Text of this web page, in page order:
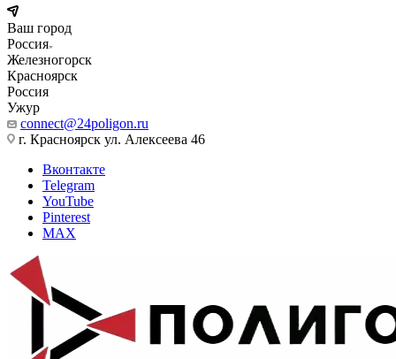
Ваш город
Россия
Железногорск
Красноярск
Россия
Ужур
connect@24poligon.ru
г. Красноярск ул. Алексеева 46
Вконтакте
Telegram
YouTube
Pinterest
MAX